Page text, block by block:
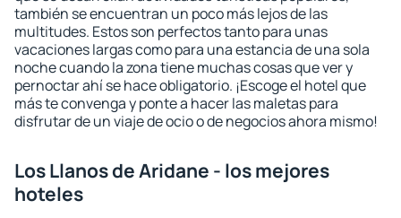
también se encuentran un poco más lejos de las
multitudes. Estos son perfectos tanto para unas
vacaciones largas como para una estancia de una sola
noche cuando la zona tiene muchas cosas que ver y
pernoctar ahí se hace obligatorio. ¡Escoge el hotel que
más te convenga y ponte a hacer las maletas para
disfrutar de un viaje de ocio o de negocios ahora mismo!
Los Llanos de Aridane - los mejores
hoteles